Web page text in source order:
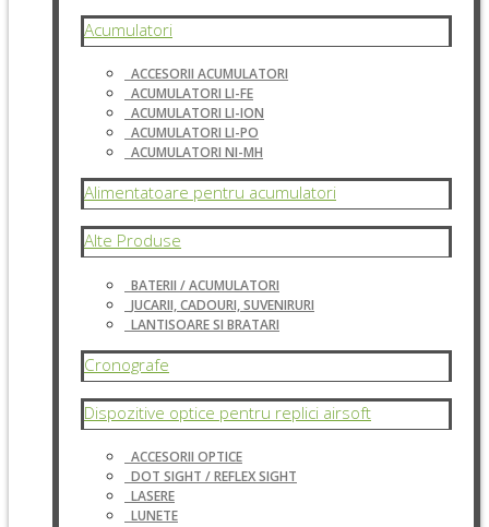
Acumulatori
ACCESORII ACUMULATORI
ACUMULATORI LI-FE
ACUMULATORI LI-ION
ACUMULATORI LI-PO
ACUMULATORI NI-MH
Alimentatoare pentru acumulatori
Alte Produse
BATERII / ACUMULATORI
JUCARII, CADOURI, SUVENIRURI
LANTISOARE SI BRATARI
Cronografe
Dispozitive optice pentru replici airsoft
ACCESORII OPTICE
DOT SIGHT / REFLEX SIGHT
LASERE
LUNETE